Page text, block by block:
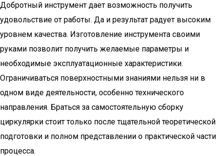
Добротный инструмент дает возможность получить
удовольствие от работы. Да и результат радует высоким
уровнем качества. Изготовление инструмента своими
руками позволит получить желаемые параметры и
необходимые эксплуатационные характеристики.
Ограничиваться поверхностными знаниями нельзя ни в
одном виде деятельности, особенно технического
направления. Браться за самостоятельную сборку
циркулярки стоит только после тщательной теоретической
подготовки и полном представлении о практической части
процесса.